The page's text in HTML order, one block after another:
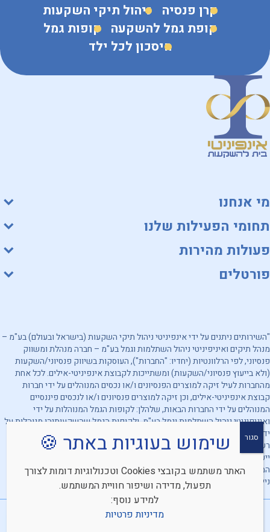
קרן פנסיה ניהול תיקי השקעות
קופת גמל להשקעה קופות גמל
חיסכון לכל ילד
מי אנחנו
תחומי הפעילות שלנו
פעולות מהירות
פורטלים
"השירותים ניתנים על ידי אינפיניטי ניהול תיקי השקעות (בישראל ובעולם) בע"מ –
מנהל תיקים ואיניפיניטי ניהול השתלמות וגמל בע"מ – חברה מנהלת ומשווק
פנסיוני, לפי הרלוונטיות (יחדיו: "החברות"), העוסקות בשיווק פנסיוני/השקעות
(ולא בייעוץ פנסיוני/השקעות) ומשתייכות לקבוצת אינפיניטי-אילים. לכל אחת
מהחברות לעיל זיקה למוצרים הפנסיונים ו/או נכסים המנוהלים על ידי חברות
קבוצת אינפיניטי-אילים, וכן זיקה למוצרים פנסיונים ו/או לנכסים פיננסיים
המנוהלים על ידי החברות הבאות, שלהלן: לקופות הגמל המנוהלות על ידי
ואיניפיניטי ניהול השתלמות וגמל בע"מ, ולקופות הגמל שהשקעותיהן מנוהלות על
ידי אינפיניטי ניהול תיקי השקעות (בישראל ובעולם) בע"מ. מובהר, כי החברות
רשאיות להעדיף מוצרים ו/או נכסים פיננסיים אחרים. האמור לעיל אינו מהווה
ייעוץ/שיווק השקעות ו/או ייעוץ/שיווק פנסיוני ו/או תחליף לייעוץ/שיווק כאמור
המתחשב בנתונים ובצרכים המיוחדים של כל אדם וכן אינו מהווה הצעה לרכישת
ניירות ערך. אין לראות באמור לעיל התחייבות החברות להשגת תשואה כלשהי.
שימוש בעוגיות באתר 🍪
האתר משתמש בקובצי Cookies וטכנולוגיות דומות לצורך
תפעול, מדידה ושיפור חוויית המשתמש.
למידע נוסף:
מדיניות פרטיות
סגור